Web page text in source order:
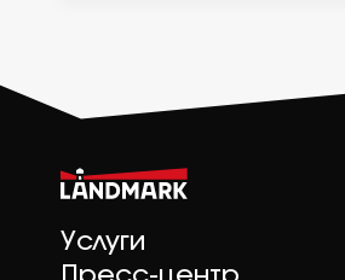
Услуги